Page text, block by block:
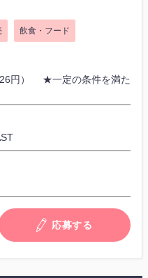
飲食・フード
円） ★一定の条件を満た
応募する